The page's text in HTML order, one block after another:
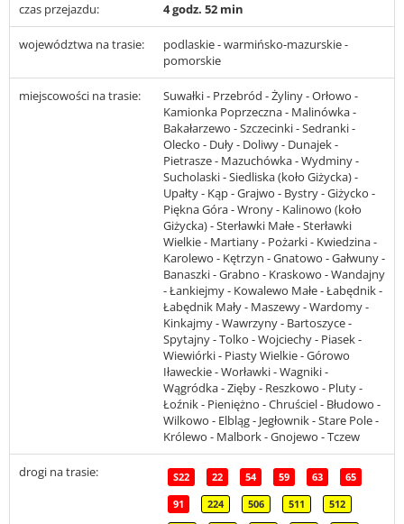
czas przejazdu: 4 godz. 52 min
województwa na trasie:
podlaskie - warmińsko-mazurskie -
pomorskie
miejscowości na trasie:
Suwałki - Przebród - Żyliny - Orłowo -
Kamionka Poprzeczna - Malinówka -
Bakałarzewo - Szczecinki - Sedranki -
Olecko - Duły - Doliwy - Dunajek -
Pietrasze - Mazuchówka - Wydminy -
Sucholaski - Siedliska (koło Giżycka) -
Upałty - Kąp - Grajwo - Bystry - Giżycko -
Piękna Góra - Wrony - Kalinowo (koło
Giżycka) - Sterławki Małe - Sterławki
Wielkie - Martiany - Pożarki - Kwiedzina -
Karolewo - Kętrzyn - Gnatowo - Gałwuny -
Banaszki - Grabno - Kraskowo - Wandajny
- Łankiejmy - Kowalewo Małe - Łabędnik -
Łabędnik Mały - Maszewy - Wardomy -
Kinkajmy - Wawrzyny - Bartoszyce -
Spytajny - Tolko - Wojciechy - Piasek -
Wiewiórki - Piasty Wielkie - Górowo
Iławeckie - Worławki - Wagniki -
Wągródka - Zięby - Reszkowo - Pluty -
Łoźnik - Pieniężno - Chruściel - Błudowo -
Wilkowo - Elbląg - Jegłownik - Stare Pole -
Królewo - Malbork - Gnojewo - Tczew
drogi na trasie: S22 22 54 59 63 65
91 224 506 511 512